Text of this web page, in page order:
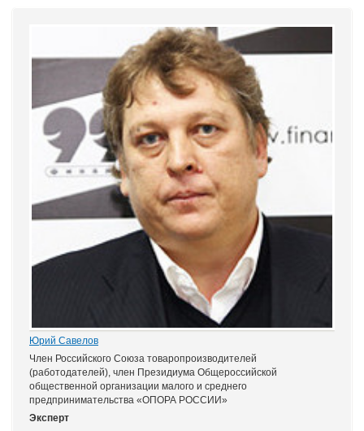
Юрий Савелов
Член Российского Союза товаропроизводителей
(работодателей), член Президиума Общероссийской
общественной организации малого и среднего
предпринимательства «ОПОРА РОССИИ»
Эксперт